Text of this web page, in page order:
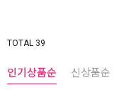
TOTAL 39
인기상품순 신상품순